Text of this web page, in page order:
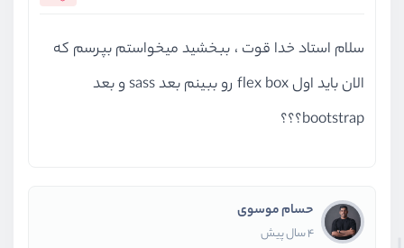
پیاده سازی پروژه دوم - بخش آخر
ویدیو آموزشی
سلام استاد خدا قوت ، ببخشید میخواستم بپرسم که
الان باید اول flex box رو ببینم بعد sass و بعد
bootstrap؟؟؟
حسام موسوی
4 سال پیش